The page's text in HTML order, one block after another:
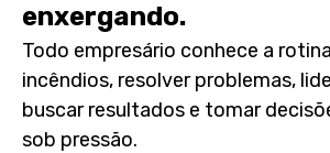
enxergando.
Todo empresário conhece a
incêndios, resolver problemas,
buscar resultados e tomar
sob pressão.